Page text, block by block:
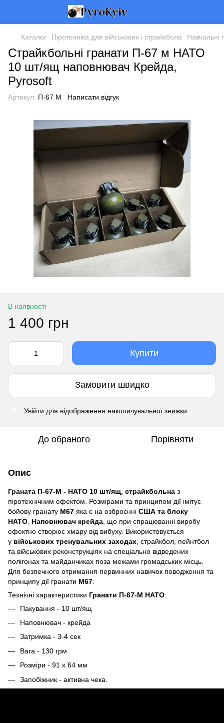
Каталог Піротехніка для військових і страйкбола Навчальні
Страйкбольні гранати П-67 м НАТО
10 шт/ящ наповнювач Крейда,
Pyrosoft
Артикул: П-67 М Написати відгук
В наявності
1 400 грн
Купити
Замовити швидко
Увійти для відображення накопичувальної знижки
До обраного Порівняти
Опис
Граната П-67-М - НАТО 10 шт/ящ, страйкбольна з
піротехнічним ефектом. Розмірами та принципом дії імітує
бойову гранату M67 яка є на озброєнні США та блоку
НАТО Наповнювач крейда , що при спрацюванні виробу
ефектно створює хмару від вибуху. Використовується
у військових тренувальних заходах , страйкбол, пейнтбол
та військових реконструкціях на спеціально відведених
полігонах та майданчиках поза межами громадських місць.
Для безпечного отримання первинних навичок поводження та
принципу дії гранати М67
Технічні характеристики Гранати П-67-М НАТО:
Пакування - 10 шт/ящ
Наповнювач - крейда
Затримка - 3-4 сек
Вага - 130 грм
Розміри - 91 х 64 мм
Запобіжник - активна чека.